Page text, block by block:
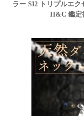
ラー SI2 トリプルエ
H&C 鑑定